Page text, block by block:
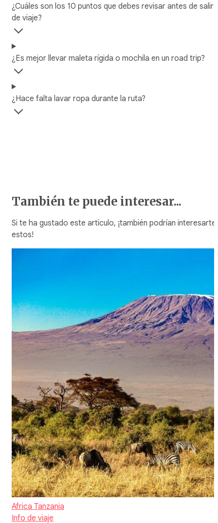
¿Cuáles son los 10 puntos que debes revisar antes de salir
de viaje?
¿Es mejor llevar maleta rígida o mochila en un road trip?
¿Hace falta lavar ropa durante la ruta?
También te puede interesar...
Si te ha gustado este artículo, ¡también podrían interesarte
estos!
Africa Tanzania
Info de viaje